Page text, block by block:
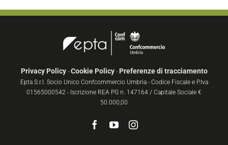
Privacy Policy- Cookie Policy- Preferenze di tracciamento
Epta S.r.l. Socio Unico Confcommercio Umbria - Codice Fiscale e P.Iva
01565000542 - Iscrizione REA PG n. 147164 / Capitale Sociale €
50.000,00
Facebook
YouTubeInstagram